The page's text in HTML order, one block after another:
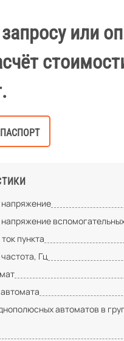
или
пункта
Гц
автоматов в